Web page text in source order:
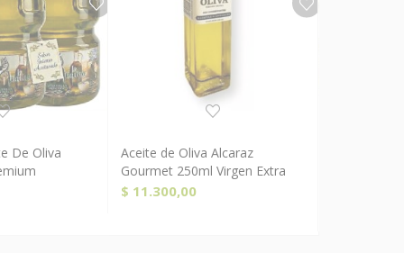
Ahora!
De Oliva
Leer más
Aceite de Oliva Alcaraz
Gourmet 250ml Virgen Extra
$ 11.300,00